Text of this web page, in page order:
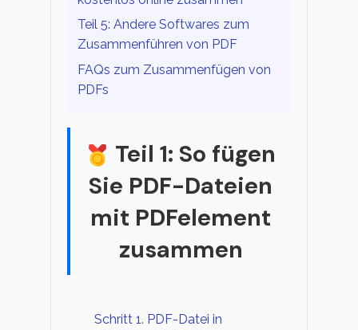
Teil 5: Andere Softwares zum
Zusammenführen von PDF
FAQs zum Zusammenfügen von
PDFs
Teil 1: So fügen
Sie PDF-Dateien
mit PDFelement
zusammen
Schritt 1. PDF-Datei in